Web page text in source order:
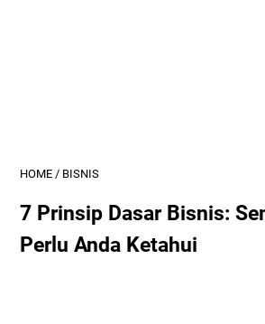
HOME / BISNIS
7 Prinsip Dasar Bisnis:
Perlu Anda Ketahui